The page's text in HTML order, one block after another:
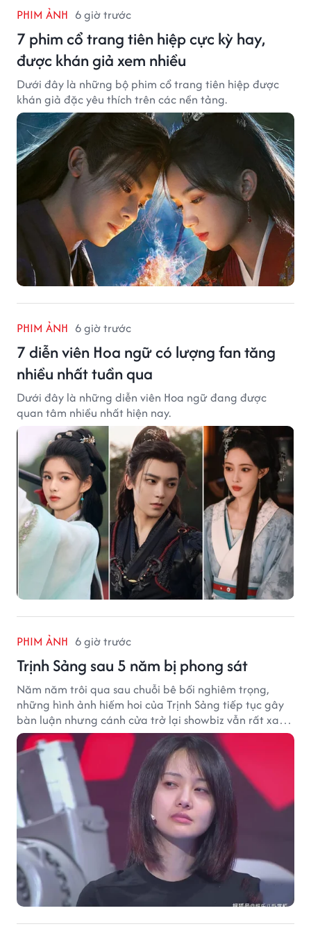
PHIM ẢNH 6 giờ trước
7 phim cổ trang tiên hiệp cực kỳ hay,
được khán giả xem nhiều
Dưới đây là những bộ phim cổ trang tiên hiệp được
khán giả đặc yêu thích trên các nền tảng.
PHIM ẢNH 6 giờ trước
7 diễn viên Hoa ngữ có lượng fan tăng
nhiều nhất tuần qua
Dưới đây là những diễn viên Hoa ngữ đang được
quan tâm nhiều nhất hiện nay.
PHIM ẢNH 6 giờ trước
Trịnh Sảng sau 5 năm bị phong sát
Năm năm trôi qua sau chuỗi bê bối nghiêm trọng,
những hình ảnh hiếm hoi của Trịnh Sảng tiếp tục gây
bàn luận nhưng cánh cửa trở lại showbiz vẫn rất xa
vời.